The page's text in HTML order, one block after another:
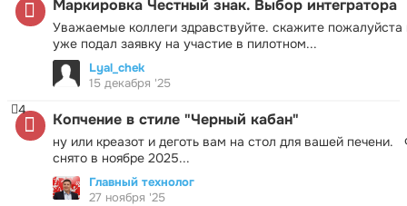
Маркировка Честный знак. Выбор интегратора
Уважаемые коллеги здравствуйте. скажите пожалуйста
уже подал заявку на участие в пилотном...
Lyal_chek
15 декабря '25
Копчение в стиле "Черный кабан"
ну или креазот и деготь вам на стол для вашей печени.
снято в ноябре 2025...
4
Главный технолог
27 ноября '25